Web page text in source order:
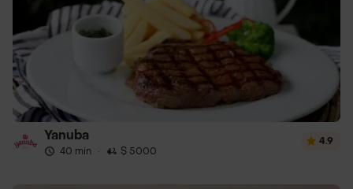
Yanuba
40 min · $ 5000
4.9